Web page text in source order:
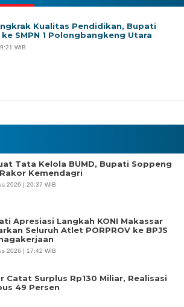
Tata Kelola BUMD, Bupati Soppeng
Kemendagri
2026 | 20:37 WIB
Apresiasi Langkah KONI Makassar
Seluruh Atlet PORPROV ke BPJS
2026 | 17:42 WIB
Catat Surplus Rp130 Miliar, Realisasi
49 Persen
Kualitas Pendidikan, Bupati
SMPN 1 Polongbangkeng Utara
WIB